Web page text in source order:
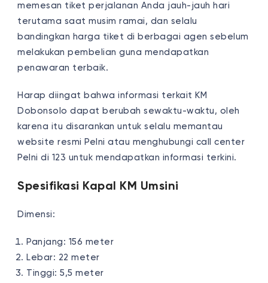
memesan tiket perjalanan Anda jauh-jauh hari
terutama saat musim ramai, dan selalu
bandingkan harga tiket di berbagai agen sebelum
melakukan pembelian guna mendapatkan
penawaran terbaik.
Harap diingat bahwa informasi terkait KM
Dobonsolo dapat berubah sewaktu-waktu, oleh
karena itu disarankan untuk selalu memantau
website resmi Pelni atau menghubungi call center
Pelni di 123 untuk mendapatkan informasi terkini.
Spesifikasi Kapal KM Umsini
Dimensi:
Panjang: 156 meter
Lebar: 22 meter
Tinggi: 5,5 meter